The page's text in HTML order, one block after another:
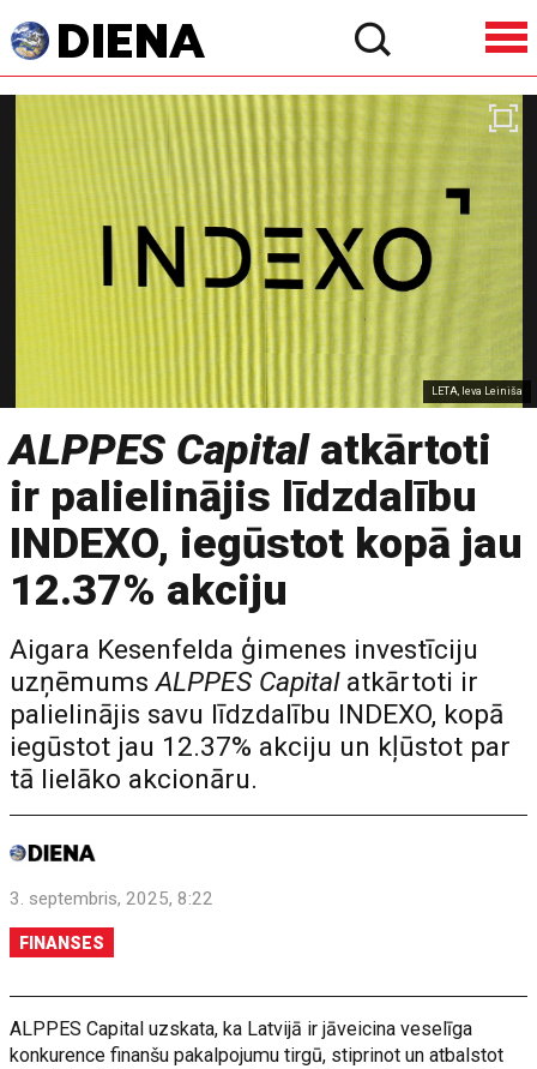
LETA, Ieva Leiniša
ALPPES Capitalatkārtoti
ir palielinājis līdzdalību
INDEXO, iegūstot kopā jau
12.37% akciju
Aigara Kesenfelda ģimenes investīciju
uzņēmumsALPPES Capitalatkārtoti ir
palielinājis savu līdzdalību INDEXO, kopā
iegūstot jau 12.37% akciju un kļūstot par
tā lielāko akcionāru.
3. septembris, 2025, 8:22
FINANSES
ALPPES Capital uzskata, ka Latvijā ir jāveicina veselīga
konkurence finanšu pakalpojumu tirgū, stiprinot un atbalstot